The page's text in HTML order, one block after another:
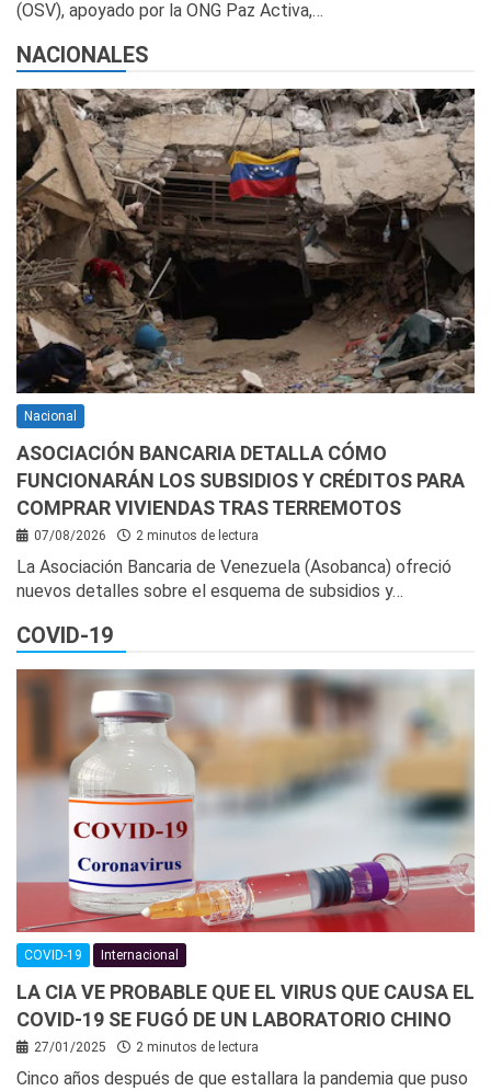
(OSV), apoyado por la ONG Paz Activa,…
NACIONALES
Nacional
ASOCIACIÓN BANCARIA DETALLA CÓMO
FUNCIONARÁN LOS SUBSIDIOS Y CRÉDITOS PARA
COMPRAR VIVIENDAS TRAS TERREMOTOS
07/08/2026 2 minutos de lectura
La Asociación Bancaria de Venezuela (Asobanca) ofreció
nuevos detalles sobre el esquema de subsidios y…
COVID-19
COVID-19 Internacional
LA CIA VE PROBABLE QUE EL VIRUS QUE CAUSA EL
COVID-19 SE FUGÓ DE UN LABORATORIO CHINO
27/01/2025 2 minutos de lectura
Cinco años después de que estallara la pandemia que puso